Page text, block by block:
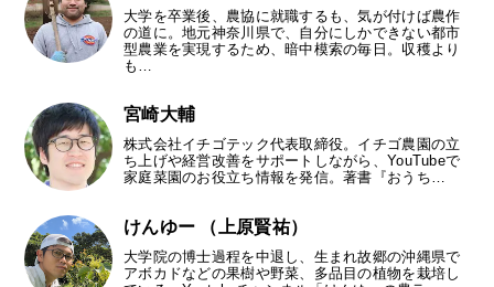
大学を卒業後、農協に就職するも、気が付けば農作
の道に。地元神奈川県で、自分にしかできない都市
型農業を実現するため、暗中模索の毎日。収穫より
も…
宮崎大輔
株式会社イチゴテック代表取締役。イチゴ農園の立
ち上げや経営改善をサポートしながら、YouTubeで
家庭菜園のお役立ち情報を発信。著書『おうち…
けんゆー （上原賢祐）
大学院の博士過程を中退し、生まれ故郷の沖縄県で
アボカドなどの果樹や野菜、多品目の植物を栽培し